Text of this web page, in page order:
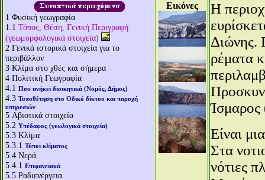
1 Φυσική γεωγραφία
1.1 Τόπος, Θέση, Γενική Περιγραφή
(γεωμορφολογικά στοιχεία)
2 Γενικά ιστορικά στοιχεία για το
περιβάλλον
3 Κλίμα στο χθές και σήμερα
4 Πολιτική Γεωγραφία
4.1 Που ανήκει διοικητικά (Νομός, Δήμος)
4.3 Τοποθέτηση στο Οδικό δίκτυο και παροχή
υπηρεσιών
5 Αβιοτικά στοιχεία
5.2 Υπέδαφος (γεωλογικά στοιχεία)
5.3 Κλίμα
5.3.1 Τύποι κλίματος
5.4 Νερά
5.4.1 Επιφανειακά
5.5 Ραδιενέργεια
Εικόνες
Η
Διώνης.
ρέματα
Ίσμαρος
Είναι
Στα
νότιες